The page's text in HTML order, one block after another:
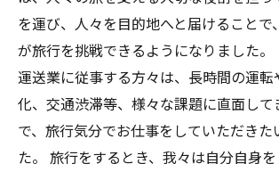
を運び、人々を目的地へと届けることで
が旅行を挑戦できるようになりました。
運送業に従事する方々は、長時間の運転
化、交通渋滞等、様々な課題に直面して
で、旅行気分でお仕事をしていただきた
た。 旅行をするとき、我々は自分自身